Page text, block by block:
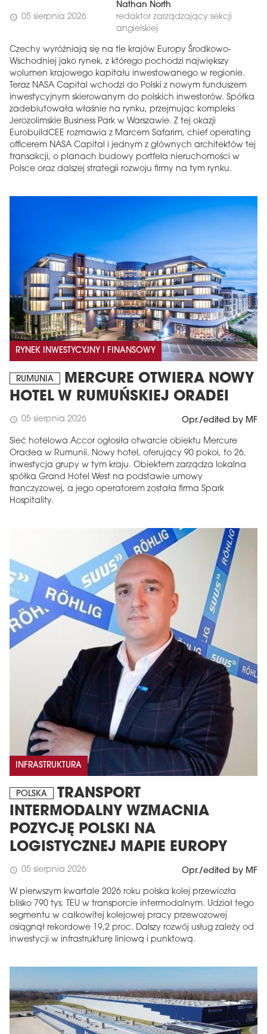
schedule 05 sierpnia 2026
Nathan North
redaktor zarządzający sekcji
angielskiej
Czechy wyróżniają się na tle krajów Europy Środkowo-
Wschodniej jako rynek, z którego pochodzi największy
wolumen krajowego kapitału inwestowanego w regionie.
Teraz NASA Capital wchodzi do Polski z nowym funduszem
inwestycyjnym skierowanym do polskich inwestorów. Spółka
zadebiutowała właśnie na rynku, przejmując kompleks
Jerozolimskie Business Park w Warszawie. Z tej okazji
EurobuildCEE rozmawia z Marcem Safarim, chief operating
officerem NASA Capital i jednym z głównych architektów tej
transakcji, o planach budowy portfela nieruchomości w
Polsce oraz dalszej strategii rozwoju firmy na tym rynku.
RYNEK INWESTYCYJNY I FINANSOWY
RUMUNIA
MERCURE OTWIERA NOWY
HOTEL W RUMUŃSKIEJ ORADEI
schedule 05 sierpnia 2026 Opr./edited by MF
Sieć hotelowa Accor ogłosiła otwarcie obiektu Mercure
Oradea w Rumunii. Nowy hotel, oferujący 90 pokoi, to 26.
inwestycja grupy w tym kraju. Obiektem zarządza lokalna
spółka Grand Hotel West na podstawie umowy
franczyzowej, a jego operatorem została firma Spark
Hospitality.
INFRASTRUKTURA
POLSKA
TRANSPORT
INTERMODALNY WZMACNIA
POZYCJĘ POLSKI NA
LOGISTYCZNEJ MAPIE EUROPY
schedule 05 sierpnia 2026 Opr./edited by MF
W pierwszym kwartale 2026 roku polska kolej przewiozła
blisko 790 tys. TEU w transporcie intermodalnym. Udział tego
segmentu w całkowitej kolejowej pracy przewozowej
osiągnął rekordowe 19,2 proc. Dalszy rozwój usług zależy od
inwestycji w infrastrukturę liniową i punktową.